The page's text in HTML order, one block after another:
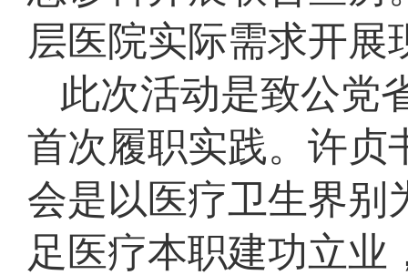
层医院实际需求开展
此次活动是致公党
首次履职实践。许贞
会是以医疗卫生界别
足医疗本职建功立业